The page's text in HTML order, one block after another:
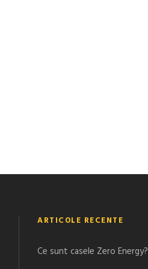
ARTICOLE RECENTE
Ce sunt casele Zero Energy?